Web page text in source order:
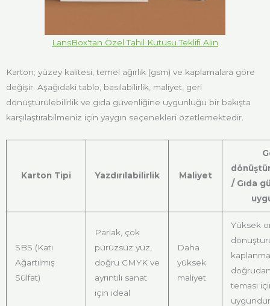
LansBox'tan Özel Tahıl Kutusu Teklifi Alın
Karton; yüzey kalitesi, temel ağırlık (gsm) ve kaplamalara göre
değişir. Aşağıdaki tablo, basılabilirlik, maliyet, geri
dönüştürülebilirlik ve gıda güvenliğine uygunluğu bir bakışta
karşılaştırabilmeniz için yaygın seçenekleri özetlemektedir.
Karton Tipi Yazdırılabilirlik Maliyet
/ Gıda
SBS (Katı
Ağartılmış
Sülfat)
Parlak, çok
pürüzsüz yüz,
doğru CMYK ve
ayrıntılı sanat
için ideal
Daha
yüksek
maliyet
Yüksek
teması
uygundur